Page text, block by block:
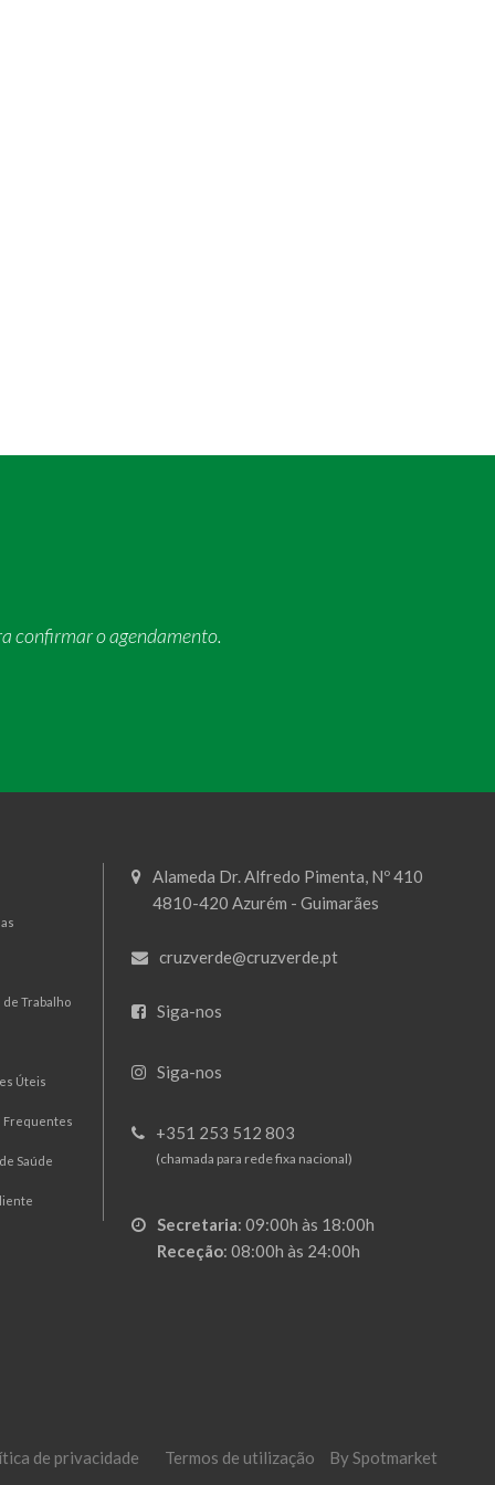
confirmar o agendamento.
Trabalho
Úteis
Frequentes
Saúde
Alameda Dr. Alfredo Pimenta, Nº 410
4810-420 Azurém - Guimarães
cruzverde@cruzverde.pt
Siga-nos
Siga-nos
+351 253 512 803
(chamada para rede fixa nacional)
Secretaria: 09:00h às 18:00h
Receção: 08:00h às 24:00h
de privacidade Termos de utilização By Spotmarket